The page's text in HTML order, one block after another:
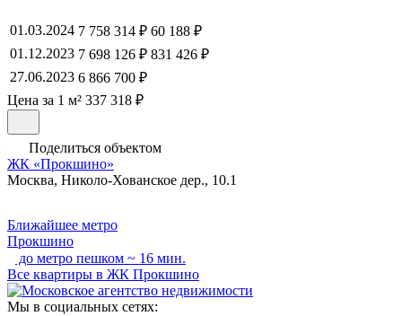
01.03.2024 7 758 314 ₽ 60 188 ₽
01.12.2023 7 698 126 ₽ 831 426 ₽
27.06.2023 6 866 700 ₽
Цена за 1 м² 337 318 ₽
Поделиться объектом
ЖК «Прокшино»
Москва, Николо-Хованское дер., 10.1
Ближайшее метро
Прокшино
до метро пешком ~ 16 мин.
Все квартиры в ЖК Прокшино
Мы в социальных сетях: